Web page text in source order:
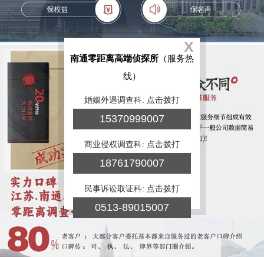
X
南通零距离高端侦探所 （服务热
线）
婚姻外遇调查科: 点击拨打
15370999007
商业侵权调查科: 点击拨打
18761790007
民事诉讼取证科: 点击拨打
0513-89015007